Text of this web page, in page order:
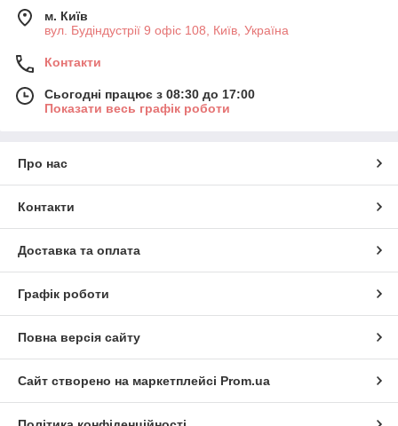
м. Київ
вул. Будіндустрії 9 офіс 108, Київ, Україна
Контакти
Сьогодні працює з 08:30 до 17:00
Показати весь графік роботи
Про нас
Контакти
Доставка та оплата
Графік роботи
Повна версія сайту
Сайт створено на маркетплейсі Prom.ua